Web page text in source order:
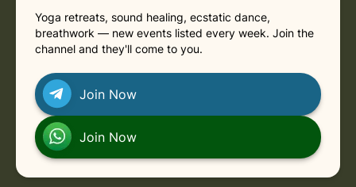
Yoga retreats, sound healing, ecstatic dance,
breathwork — new events listed every week. Join the
channel and they'll come to you.
Join Now
Join Now